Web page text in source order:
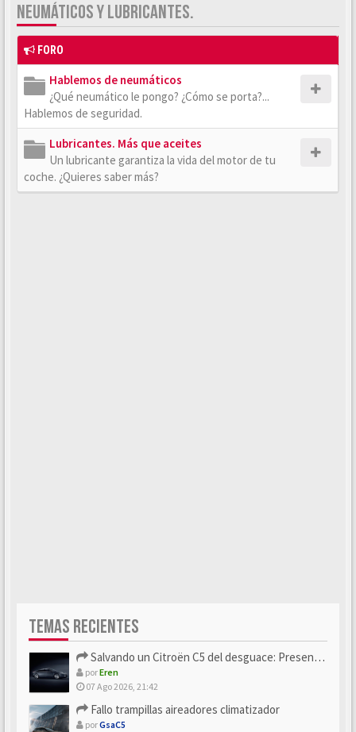
NEUMÁTICOS Y LUBRICANTES.
FORO
Hablemos de neumáticos
¿Qué neumático le pongo? ¿Cómo se porta?...
Hablemos de seguridad.
Lubricantes. Más que aceites
Un lubricante garantiza la vida del motor de tu
coche. ¿Quieres saber más?
TEMAS RECIENTES
Salvando un Citroën C5 del desguace: Presentación y seguimiento
porEren
07 Ago 2026, 21:42
Fallo trampillas aireadores climatizador
porGsaC5